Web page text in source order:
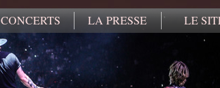
CONCERTS LA PRESSE LE